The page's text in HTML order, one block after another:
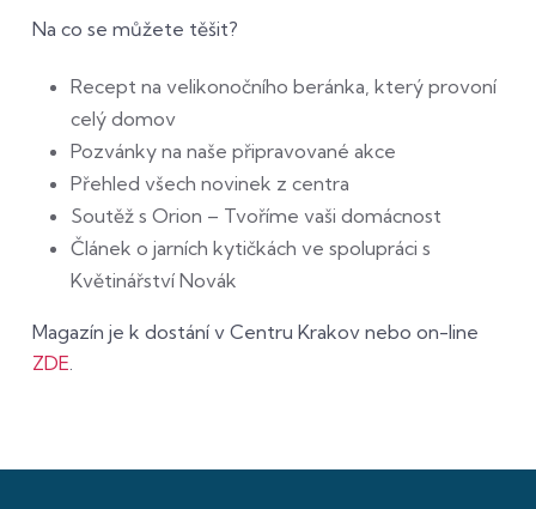
Na co se můžete těšit?
Recept na velikonočního beránka, který provoní
celý domov
Pozvánky na naše připravované akce
Přehled všech novinek z centra
Soutěž s Orion – Tvoříme vaši domácnost
Článek o jarních kytičkách ve spolupráci s
Květinářství Novák
Magazín je k dostání v Centru Krakov nebo on-line
ZDE.